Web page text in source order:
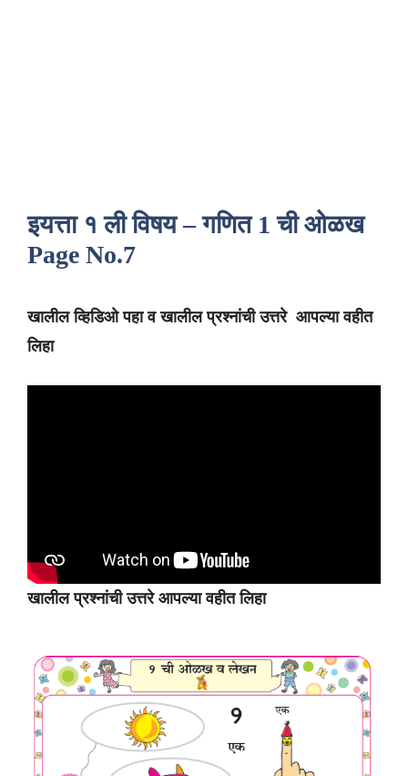
इयत्ता १ ली विषय – गणित 1 ची ओळख
Page No.7
खालील व्हिडिओ पहा व खालील प्रश्नांची उत्तरे आपल्या वहीत
लिहा
खालील प्रश्नांची उत्तरे आपल्या वहीत लिहा